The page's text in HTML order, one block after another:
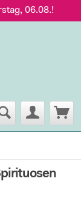
06.08.!
06.08.!